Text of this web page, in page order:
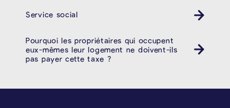
Service social
Pourquoi les propriétaires qui occupent
eux-mêmes leur logement ne doivent-ils
pas payer cette taxe ?